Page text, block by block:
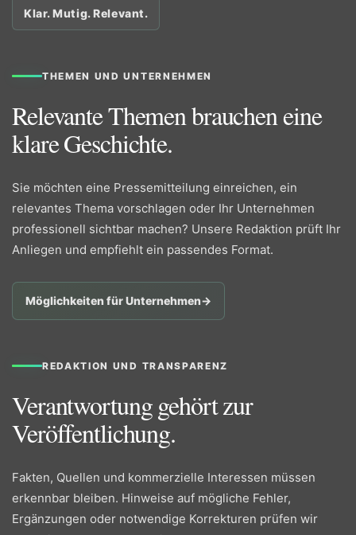
Klar. Mutig. Relevant.
THEMEN UND UNTERNEHMEN
Relevante Themen brauchen eine
klare Geschichte.
Sie möchten eine Pressemitteilung einreichen, ein
relevantes Thema vorschlagen oder Ihr Unternehmen
professionell sichtbar machen? Unsere Redaktion prüft Ihr
Anliegen und empfiehlt ein passendes Format.
Möglichkeiten für Unternehmen→
REDAKTION UND TRANSPARENZ
Verantwortung gehört zur
Veröffentlichung.
Fakten, Quellen und kommerzielle Interessen müssen
erkennbar bleiben. Hinweise auf mögliche Fehler,
Ergänzungen oder notwendige Korrekturen prüfen wir